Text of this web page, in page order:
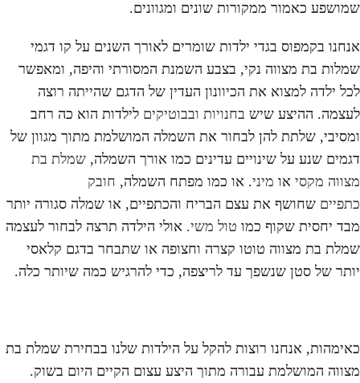
שמושפע כאמור ממקורות שונים ומגוונים.
אנחנו בקמפוס בגדי ילדות שומרים לאורך השנים על קו דגמי
שמלות בת מצווה נקי, בצבע השמנת המסורתי והיפה, ומאפשר
לכל ילדה למצוא את הכיוונון העדין של הדגם שהייתה רוצה
לעצמה. ההיצע שיש בחנויות ובבוטיקים לילדות הוא כה רחב
ומסיבי, שלתת להן לבחור את השמלה המושלמת מתוך מגוון של
דגמים שנע על שינויים עדינים כמו אורך השמלה, שמלת בת
מצווה מקסי או מיני. או כמו מפתח השמלה, חובק
כתפיים שחושף את עצם הבריח והכתפיים, או שמלה סגורה יותר
מבד יחסית שקוף כמו טול משי. אולי הילדה תרצה לבחור לעצמה
שמלת בת מצווה טוטו קצרה וחצופה או שתבחר בדגם קלאסי
יותר של סטן שנשפך עד לריצפה, כדי להרגיש כמה שיותר כלה.
כאימהות, אנחנו רוצות להקל על הילדות שלנו בבחירת שמלת בת
מצווה המושלמת עבורה מתוך היצע עצום הקיים היום בשוק.